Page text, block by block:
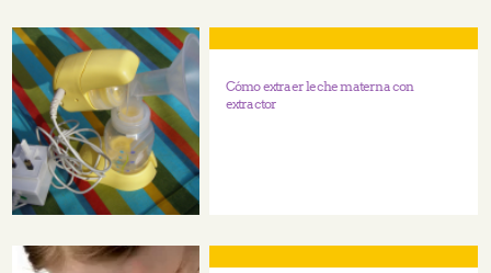
Cómo extraer leche materna con
extractor